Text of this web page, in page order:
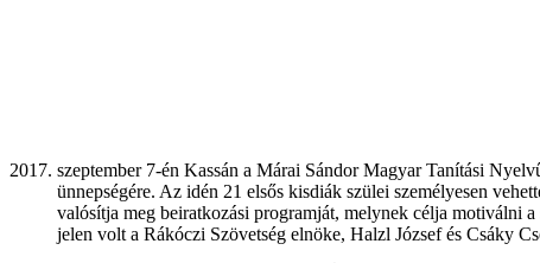
szeptember 7-én Kassán a Márai Sándor Magyar Tanítási
ünnepségére. Az idén 21 elsős kisdiák szülei személyesen
valósítja meg beiratkozási programját, melynek célja motiválni
jelen volt a Rákóczi Szövetség elnöke, Halzl József és Csáky